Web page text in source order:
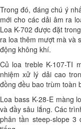
Trong đó, đáng chú ý
mới cho các dải âm ra
Loa K-702 được đặt
ra loa thêm mượt mà và
động không khí.
Củ loa treble K-107-TI
nhiệm xử lý dải cao
đồng đều bao trùm toàn
Loa bass K-28-E màng
và đầy sâu lắng. Các
phân tần steep-slope 3